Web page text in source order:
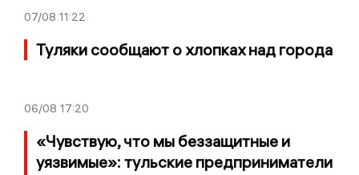
07/08 11:22
Туляки сообщают о хлопках над города
06/08 17:20
«Чувствую, что мы беззащитные и
уязвимые»: тульские предприниматели